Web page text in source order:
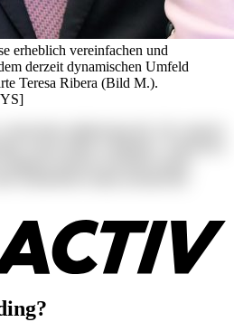
erheblich vereinfachen und
derzeit dynamischen Umfeld
Teresa Ribera (Bild M.).